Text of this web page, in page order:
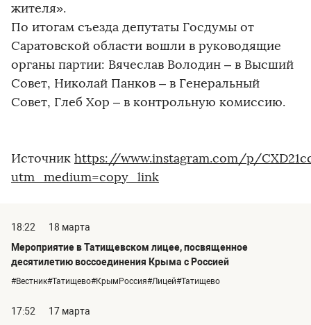
жителя».
По итогам съезда депутаты Госдумы от
Саратовской области вошли в руководящие
органы партии: Вячеслав Володин – в Высший
Совет, Николай Панков – в Генеральный
Совет, Глеб Хор – в контрольную комиссию.
Источник https://www.instagram.com/p/
utm_medium=copy_link
18:22
18 марта
Мероприятие в Татищевском лицее, посвященное
десятилетию воссоединения Крыма с Россией
#Вестник#Татищево#КрымРоссия#Лицей#Татищево
17:52
17 марта